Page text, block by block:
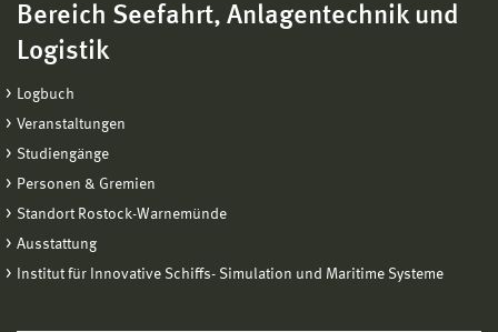
Bereich Seefahrt, Anlagentechnik und
Logistik
Logbuch
Veranstaltungen
Studiengänge
Personen & Gremien
Standort Rostock-Warnemünde
Ausstattung
Institut für Innovative Schiffs- Simulation und Maritime Systeme